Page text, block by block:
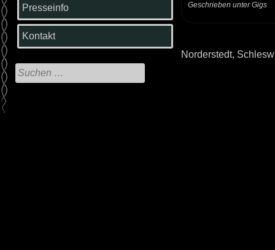
Presseinfo
Kontakt
Suche
nach:
Geschrieben unterGigs
Beitrags-
Norderstedt,